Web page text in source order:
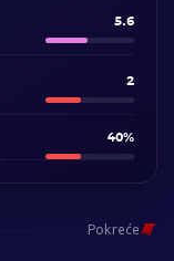
5.6
2
40%
Pokreće